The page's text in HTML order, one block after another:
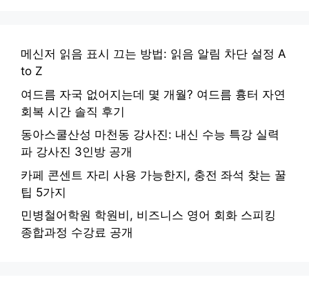
메신저 읽음 표시 끄는 방법: 읽음 알림 차단 설정 A
to Z
여드름 자국 없어지는데 몇 개월? 여드름 흉터 자연
회복 시간 솔직 후기
동아스쿨산성 마천동 강사진: 내신 수능 특강 실력
파 강사진 3인방 공개
카페 콘센트 자리 사용 가능한지, 충전 좌석 찾는 꿀
팁 5가지
민병철어학원 학원비, 비즈니스 영어 회화 스피킹
종합과정 수강료 공개